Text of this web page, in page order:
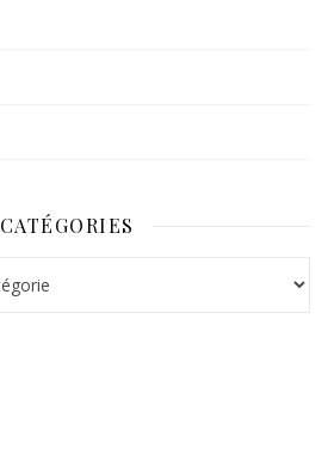
CATÉGORIES